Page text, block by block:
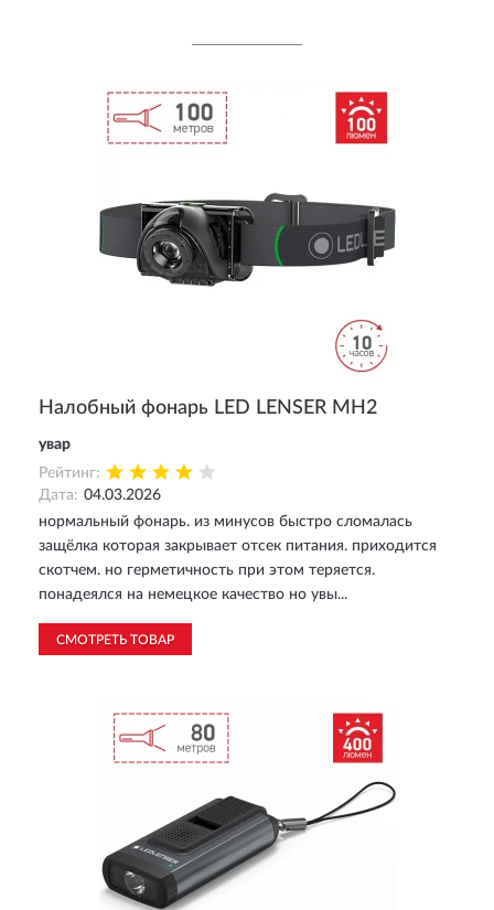
Налобный фонарь LED LENSER MH2
увар
Рейтинг:
Дата: 04.03.2026
нормальный фонарь. из минусов быстро сломалась
защёлка которая закрывает отсек питания. приходится
скотчем. но герметичность при этом теряется.
понадеялся на немецкое качество но увы...
СМОТРЕТЬ ТОВАР